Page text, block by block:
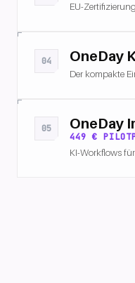
EU-
04 OneDay
Der kompakte
05 OneDay
449 €
KI-Workflows